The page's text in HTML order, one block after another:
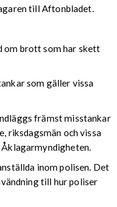
till Aftonbladet.
om brott som har skett
som gäller vissa
främst misstankar
riksdagsmän och vissa
inom polisen. Det
till hur poliser